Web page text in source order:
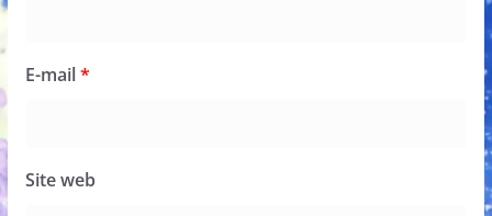
E-mail*
Site web